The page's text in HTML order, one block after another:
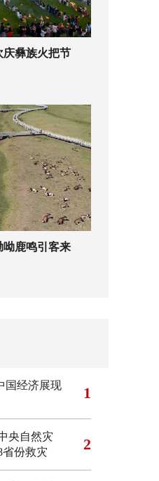
庆彝族火把节
呦鹿鸣引客来
国经济展现
1
央自然灾
份救灾
2